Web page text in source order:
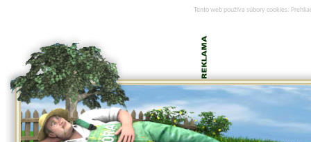
Tento web používa súbory cookies.